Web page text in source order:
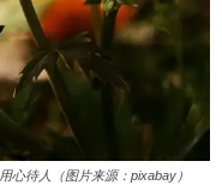
心待人（图片来源：pixabay）